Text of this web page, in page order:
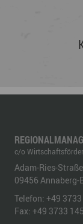
c/o
Adam-Ries-
09456 Annaberg-
Telefon: +49
Fax: +49 3733